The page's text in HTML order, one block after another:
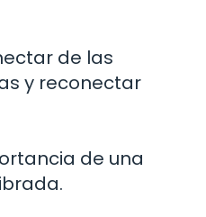
de las
y reconectar
de una